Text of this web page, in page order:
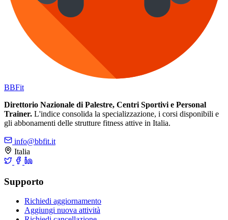
BBFit
Direttorio Nazionale di Palestre, Centri Sportivi e Personal
Trainer. L'indice consolida la specializzazione, i corsi disponibili e
gli abbonamenti delle strutture fitness attive in Italia.
info@bbfit.it
Italia
Supporto
Richiedi aggiornamento
Aggiungi nuova attività